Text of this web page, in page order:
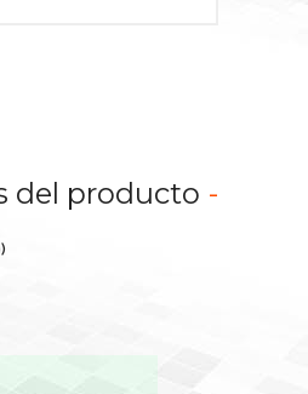
del producto -